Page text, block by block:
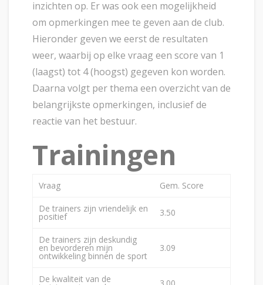
inzichten op. Er was ook een mogelijkheid
om opmerkingen mee te geven aan de club.
Hieronder geven we eerst de resultaten
weer, waarbij op elke vraag een score van 1
(laagst) tot 4 (hoogst) gegeven kon worden.
Daarna volgt per thema een overzicht van de
belangrijkste opmerkingen, inclusief de
reactie van het bestuur.
Trainingen
Vraag Gem. Score
De trainers zijn vriendelijk en
positief 3.50
De trainers zijn deskundig
en bevorderen mijn
ontwikkeling binnen de sport
3.09
De kwaliteit van de